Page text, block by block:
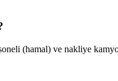
(hamal) ve nakliye